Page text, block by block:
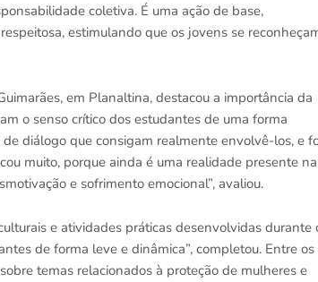
coletiva. É uma ação de base,
estimulando que os jovens se
em Planaltina, destacou a importância da
o senso crítico dos estudantes de uma forma
diálogo que consigam realmente envolvê-los, e
muito, porque ainda é uma realidade presente
e sofrimento emocional”, avaliou.
e atividades práticas desenvolvidas durante
de forma leve e dinâmica”, completou. Entre os
temas relacionados à proteção de mulheres e